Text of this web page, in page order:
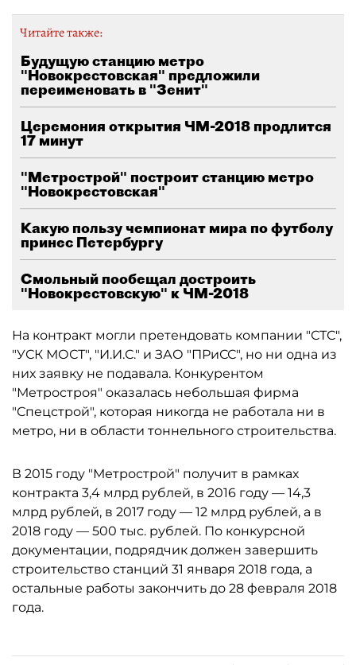
Читайте также:
Будущую станцию метро
"Новокрестовская" предложили
переименовать в "Зенит"
Церемония открытия ЧМ-2018 продлится
17 минут
"Метрострой" построит станцию метро
"Новокрестовская"
Какую пользу чемпионат мира по футболу
принес Петербургу
Смольный пообещал достроить
"Новокрестовскую" к ЧМ-2018
На контракт могли претендовать компании "СТС",
"УСК МОСТ", "И.И.С." и ЗАО "ПРиСС", но ни одна из
них заявку не подавала. Конкурентом
"Метростроя" оказалась небольшая фирма
"Спецстрой", которая никогда не работала ни в
метро, ни в области тоннельного строительства.
В 2015 году "Метрострой" получит в рамках
контракта 3,4 млрд рублей, в 2016 году — 14,3
млрд рублей, в 2017 году — 12 млрд рублей, а в
2018 году — 500 тыс. рублей. По конкурсной
документации, подрядчик должен завершить
строительство станций 31 января 2018 года, а
остальные работы закончить до 28 февраля 2018
года.